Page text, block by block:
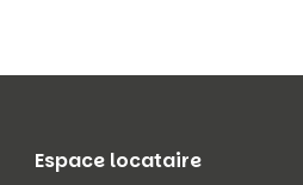
Espace locataire